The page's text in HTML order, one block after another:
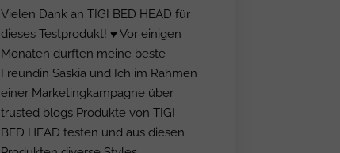
Vielen Dank an TIGI BED HEAD für
dieses Testprodukt! ♥ Vor einigen
Monaten durften meine beste
Freundin Saskia und Ich im Rahmen
einer Marketingkampagne über
trusted blogs Produkte von TIGI
BED HEAD testen und aus diesen